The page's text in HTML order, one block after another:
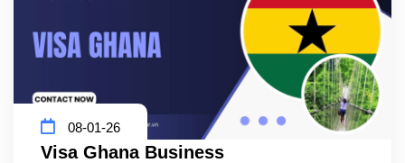
08-01-26
Visa Ghana Business